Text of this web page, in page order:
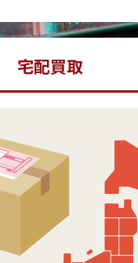
宅配買取